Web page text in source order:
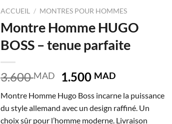
ACCUEIL / MONTRES POUR HOMMES
Montre Homme HUGO
BOSS – tenue parfaite
3.600MAD
Le
initial
était :
1.500 MADLe
actuel
est :
Montre Homme Hugo Boss incarne la puissance
du style allemand avec un design raffiné. Un
choix sûr pour l’homme moderne. Livraison